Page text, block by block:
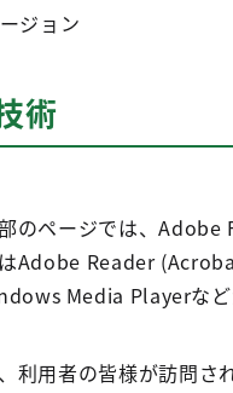
ジョン
術
のページでは、
Adobe Reader
Media Playerなど
利用者の皆様が訪問